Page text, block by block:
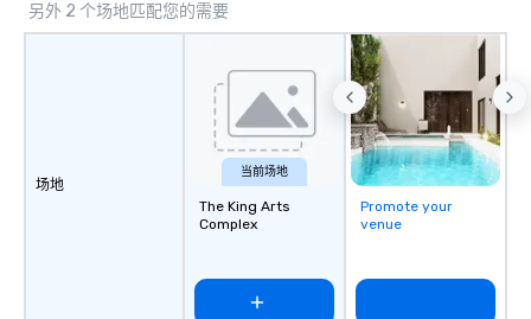
另外 2 个场地匹配您的需要
场地
当前场地
The King Arts
Complex
Promote your
venue